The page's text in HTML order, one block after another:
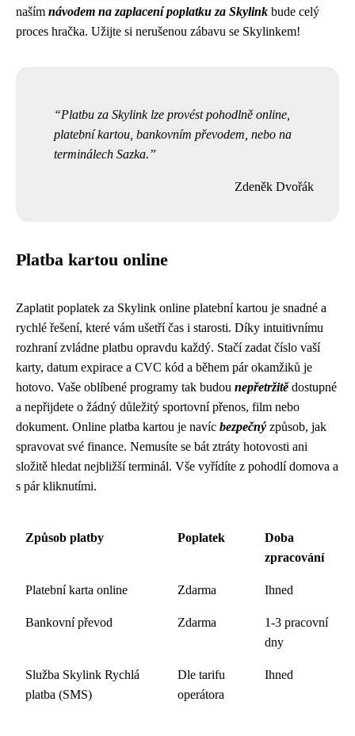
naším návodem na zaplacení poplatku za Skylink bude celý
proces hračka. Užijte si nerušenou zábavu se Skylinkem!
Platbu za Skylink lze provést pohodlně online,
platební kartou, bankovním převodem, nebo na
terminálech Sazka.
Zdeněk Dvořák
Platba kartou online
Zaplatit poplatek za Skylink online platební kartou je snadné a
rychlé řešení, které vám ušetří čas i starosti. Díky intuitivnímu
rozhraní zvládne platbu opravdu každý. Stačí zadat číslo vaší
karty, datum expirace a CVC kód a během pár okamžiků je
hotovo. Vaše oblíbené programy tak budou nepřetržitědostupné
a nepřijdete o žádný důležitý sportovní přenos, film nebo
dokument. Online platba kartou je navíc bezpečný způsob, jak
spravovat své finance. Nemusíte se bát ztráty hotovosti ani
složitě hledat nejbližší terminál. Vše vyřídíte z pohodlí domova a
s pár kliknutími.
Způsob platby Poplatek
Doba
zpracování
Platební karta online Zdarma Ihned
Bankovní převod Zdarma
1-3 pracovní
dny
Služba Skylink Rychlá
platba (SMS)
Dle tarifu
operátora
Ihned